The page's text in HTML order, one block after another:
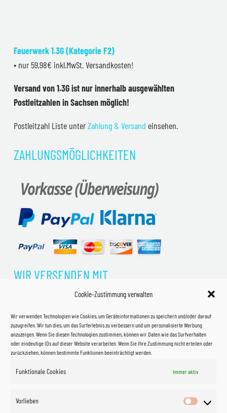
Cookie-Zustimmung verwalten
Wir verwenden Technologien wie Cookies, um Geräteinformationen zu speichern und/oder darauf
zuzugreifen. Wir tun dies, um das Surferlebnis zu verbessern und um personalisierte Werbung
anzuzeigen. Wenn Sie diesen Technologien zustimmen, können wir Daten wie das Surfverhalten
oder eindeutige IDs auf dieser Website verarbeiten. Wenn Sie Ihre Zustimmung nicht erteilen oder
zurückziehen, können bestimmte Funktionen beeinträchtigt werden.
Funktionale Cookies Immer aktiv
Vorlieben
Vorlieben
Feuerwerk 1.3G (Kategorie F2)
• nur 59,98€ inkl.MwSt. Versandkosten!
Versand von 1.3G ist nur innerhalb ausgewählten
Postleitzahlen in Sachsen möglich!
Postleitzahl Liste unterZahlung & Versand einsehen.
ZAHLUNGSMÖGLICHKEITEN
WIR VERSENDEN MIT